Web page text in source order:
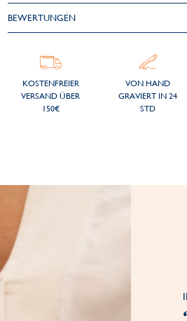
BEWERTUNGEN
KOSTENFREIER
VERSAND ÜBER
150€
VON HAND
GRAVIERT IN 24
STD